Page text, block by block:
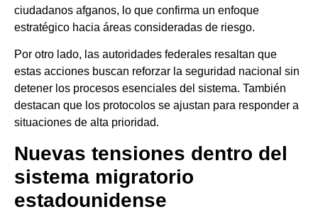
ciudadanos afganos, lo que confirma un enfoque
estratégico hacia áreas consideradas de riesgo.
Por otro lado, las autoridades federales resaltan que
estas acciones buscan reforzar la seguridad nacional sin
detener los procesos esenciales del sistema. También
destacan que los protocolos se ajustan para responder a
situaciones de alta prioridad.
Nuevas tensiones dentro del
sistema migratorio
estadounidense